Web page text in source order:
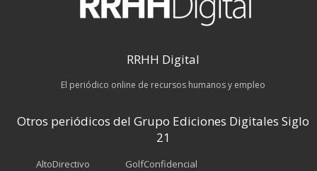
RRHH Digital
El periódico online de recursos humanos y empleo
Otros periódicos del Grupo Ediciones Digitales Siglo
21
AltoDirectivo
GolfConfidencial